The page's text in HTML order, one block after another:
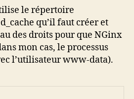
le répertoire
qu’il faut créer et
des droits pour que NGinx
mon cas, le processus
l’utilisateur www-data).